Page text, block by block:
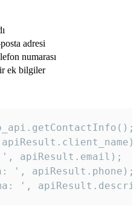
adresi
numarası
ek bilgiler
apiResult.email);
', apiResult.phone);
',